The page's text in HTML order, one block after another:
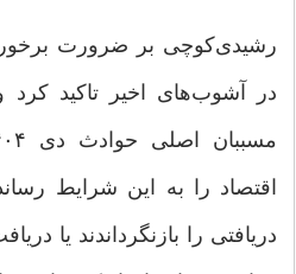
رشیدی‌کوچی بر ضرورت
در آشوب‌های اخیر تاکید کرد
اقتصاد را به این شرایط
دریافتی را بازنگرداندند یا